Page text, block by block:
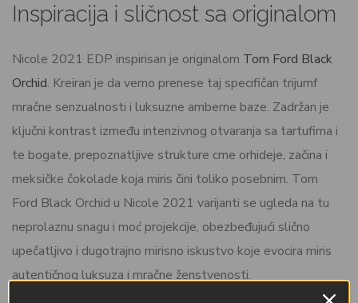
Inspiracija i sličnost sa originalom
Nicole 2021 EDP inspirisan je originalom Tom Ford Black
Orchid. Kreiran je da verno prenese taj specifičan trijumf
mračne senzualnosti i luksuzne amberne baze. Zadržan je
ključni kontrast između intenzivnog otvaranja sa tartufima i
te bogate, prepoznatljive strukture crne orhideje, začina i
meksičke čokolade koja miris čini toliko posebnim. Tom
Ford Black Orchid u Nicole 2021 varijanti se ugleda na tu
neprolaznu snagu i moć projekcije, obezbeđujući slično
upečatljivo i dugotrajno mirisno iskustvo koje evocira miris
autentičnog luksuza i mračne ženstvenosti.